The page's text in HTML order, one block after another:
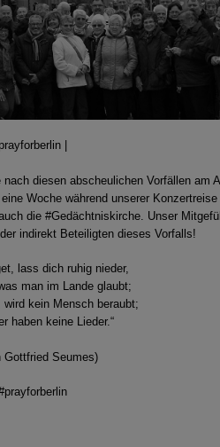
|
diesen abscheulichen Vorfällen am
Woche während unserer
die #Gedächtniskirche. Unser
indirekt Beteiligten dieses Vorfalls!
lass dich ruhig nieder,
man im Lande glaubt;
kein Mensch beraubt;
haben keine Lieder.“
Gottfried Seumes)
#prayforberlin